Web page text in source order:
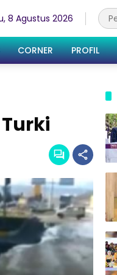
8 Agustus 2026
CORNER PROFIL